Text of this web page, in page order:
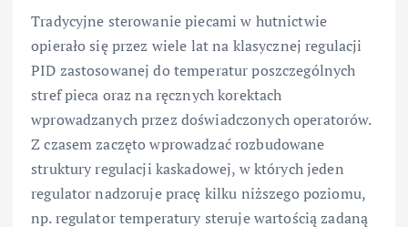
Tradycyjne sterowanie piecami w hutnictwie
opierało się przez wiele lat na klasycznej regulacji
PID zastosowanej do temperatur poszczególnych
stref pieca oraz na ręcznych korektach
wprowadzanych przez doświadczonych operatorów.
Z czasem zaczęto wprowadzać rozbudowane
struktury regulacji kaskadowej, w których jeden
regulator nadzoruje pracę kilku niższego poziomu,
np. regulator temperatury steruje wartością zadaną